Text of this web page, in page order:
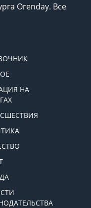
Orenday. Все
НА